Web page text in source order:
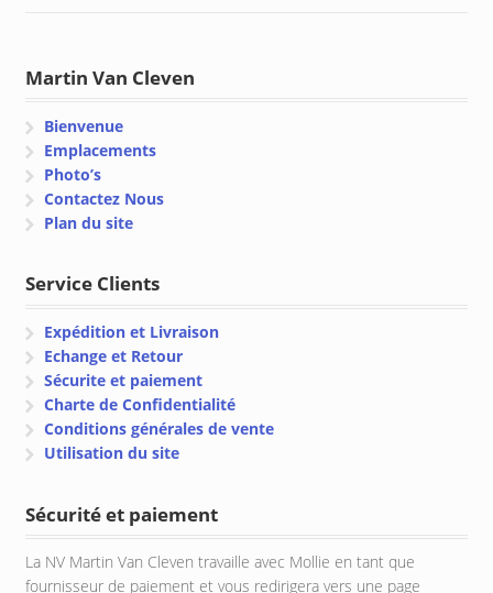
Martin Van Cleven
Bienvenue
Emplacements
Photo’s
Contactez Nous
Plan du site
Service Clients
Expédition et Livraison
Echange et Retour
Sécurite et paiement
Charte de Confidentialité
Conditions générales de vente
Utilisation du site
Sécurité et paiement
La NV Martin Van Cleven travaille avec Mollie en tant que
fournisseur de paiement et vous redirigera vers une page